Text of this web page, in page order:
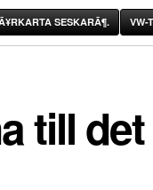
SESKARÃ¶. VW-
till det